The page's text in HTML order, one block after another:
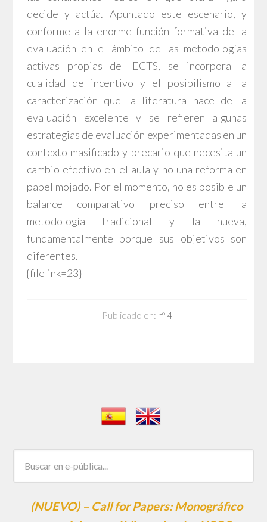
decide y actúa. Apuntado este escenario, y
conforme a la enorme función formativa de la
evaluación en el ámbito de las metodologías
activas propias del ECTS, se incorpora la
cualidad de incentivo y el posibilismo a la
caracterización que la literatura hace de la
evaluación excelente y se refieren algunas
estrategias de evaluación experimentadas en un
contexto masificado y precario que necesita un
cambio efectivo en el aula y no una reforma en
papel mojado. Por el momento, no es posible un
balance comparativo preciso entre la
metodología tradicional y la nueva,
fundamentalmente porque sus objetivos son
diferentes.
{filelink=23}
Publicado en: nº 4
(NUEVO) – Call for Papers: Monográfico